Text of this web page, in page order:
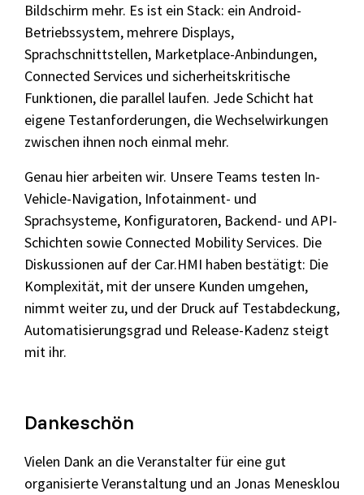
Bildschirm mehr. Es ist ein Stack: ein Android-
Betriebssystem, mehrere Displays,
Sprachschnittstellen, Marketplace-Anbindungen,
Connected Services und sicherheitskritische
Funktionen, die parallel laufen. Jede Schicht hat
eigene Testanforderungen, die Wechselwirkungen
zwischen ihnen noch einmal mehr.
Genau hier arbeiten wir. Unsere Teams testen In-
Vehicle-Navigation, Infotainment- und
Sprachsysteme, Konfiguratoren, Backend- und API-
Schichten sowie Connected Mobility Services. Die
Diskussionen auf der Car.HMI haben bestätigt: Die
Komplexität, mit der unsere Kunden umgehen,
nimmt weiter zu, und der Druck auf Testabdeckung,
Automatisierungsgrad und Release-Kadenz steigt
mit ihr.
Dankeschön
Vielen Dank an die Veranstalter für eine gut
organisierte Veranstaltung und an Jonas Menesklou